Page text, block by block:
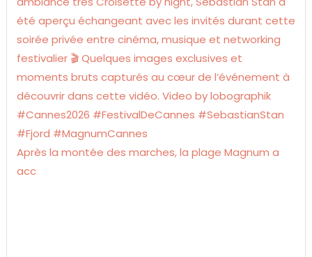
Après la montée des marches, la plage Magnum a
acc